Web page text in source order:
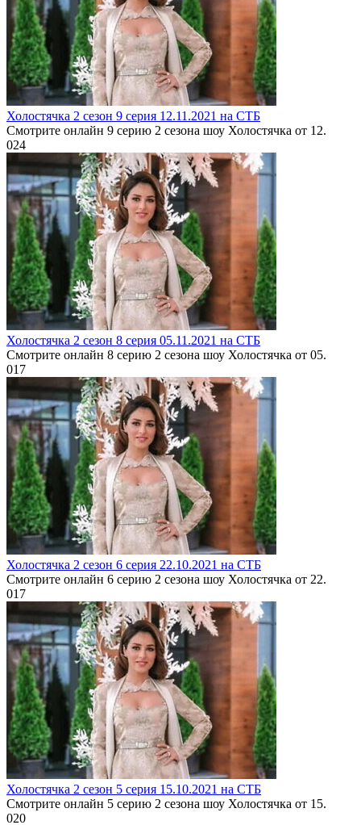
Холостячка 2 сезон 9 серия 12.11.2021 на СТБ
Смотрите онлайн 9 серию 2 сезона шоу Холостячка от 12.
024
Холостячка 2 сезон 8 серия 05.11.2021 на СТБ
Смотрите онлайн 8 серию 2 сезона шоу Холостячка от 05.
017
Холостячка 2 сезон 6 серия 22.10.2021 на СТБ
Смотрите онлайн 6 серию 2 сезона шоу Холостячка от 22.
017
Холостячка 2 сезон 5 серия 15.10.2021 на СТБ
Смотрите онлайн 5 серию 2 сезона шоу Холостячка от 15.
020